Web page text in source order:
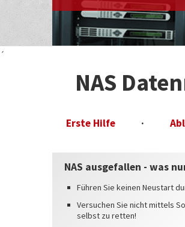
´
NAS
Erste Hilfe ·
NAS ausgefallen - was
Führen Sie keinen Neustart
Versuchen Sie nicht mittels
selbst zu retten!